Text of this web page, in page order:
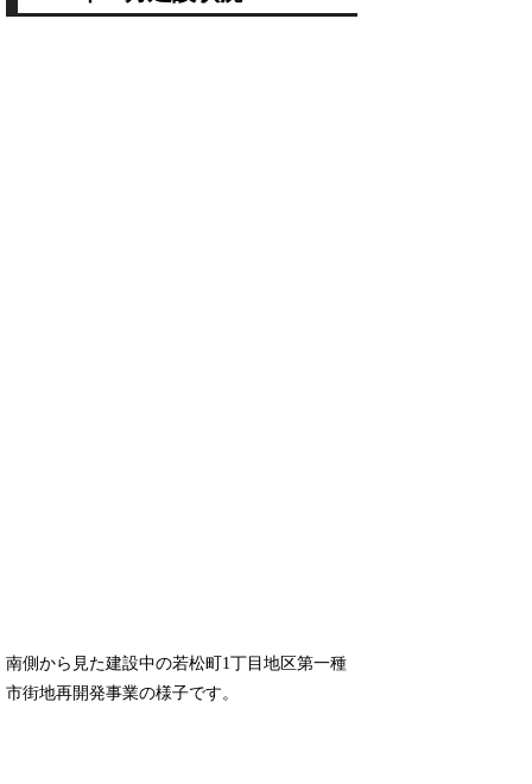
南側から見た建設中の若松町1丁目地区第一種
市街地再開発事業の様子です。